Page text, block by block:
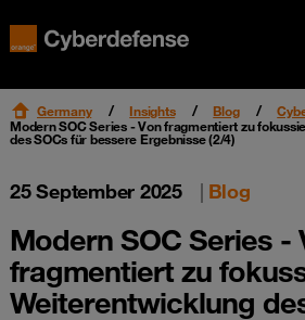
Germany Insights Blog
Modern SOC Series - Von fragmentiert zu
des SOCs für bessere Ergebnisse (2/4)
25 September 2025 | Blog
Modern SOC Series -
fragmentiert zu
Weiterentwicklung